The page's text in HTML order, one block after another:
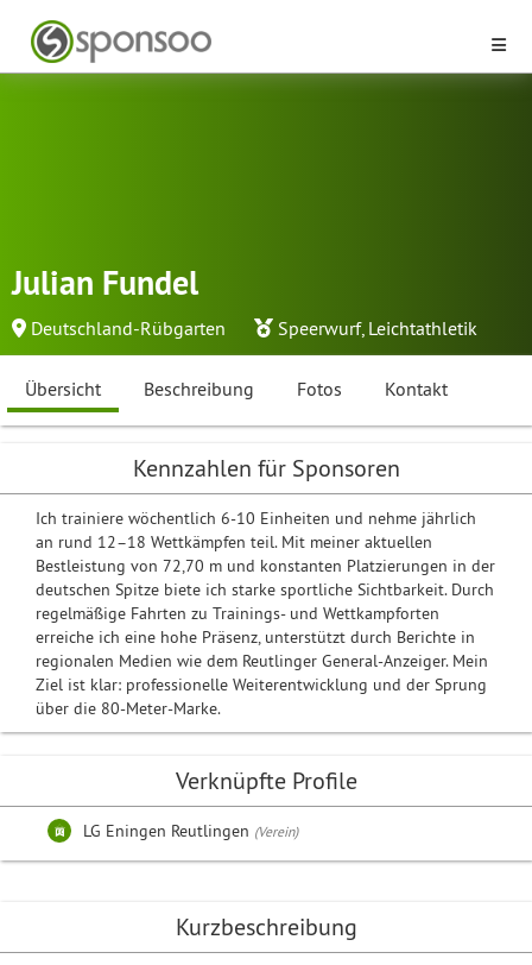
Julian Fundel
Deutschland-Rübgarten Speerwurf, Leichtathletik
Übersicht Beschreibung Fotos Kontakt
Kurzbeschreibung
Kennzahlen für Sponsoren
Ich trainiere wöchentlich 6-10 Einheiten und nehme jährlich
an rund 12–18 Wettkämpfen teil. Mit meiner aktuellen
Bestleistung von 72,70 m und konstanten Platzierungen in der
deutschen Spitze biete ich starke sportliche Sichtbarkeit. Durch
regelmäßige Fahrten zu Trainings- und Wettkampforten
erreiche ich eine hohe Präsenz, unterstützt durch Berichte in
regionalen Medien wie dem Reutlinger General-Anzeiger. Mein
Ziel ist klar: professionelle Weiterentwicklung und der Sprung
über die 80-Meter-Marke.
Verknüpfte Profile
LG Eningen Reutlingen (Verein)